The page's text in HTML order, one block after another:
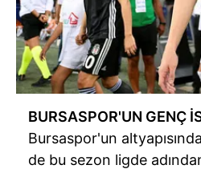
BURSASPOR'UN GENÇ
Bursaspor'un
de bu sezon ligde